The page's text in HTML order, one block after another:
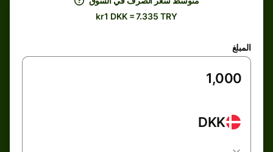
kr1 DKK = 7.335 TRY
المبلغ
DKK